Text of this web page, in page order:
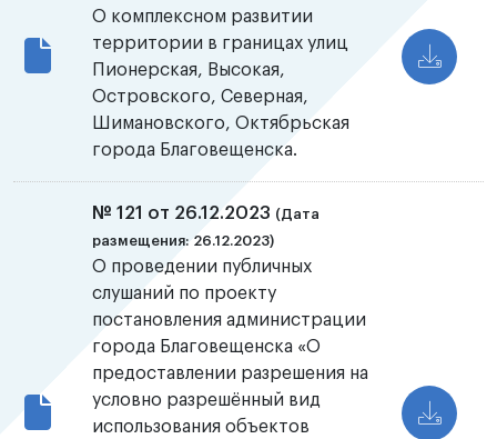
О комплексном развитии
территории в границах улиц
Пионерская, Высокая,
Островского, Северная,
Шимановского, Октябрьская
города Благовещенска.
№ 121 от 26.12.2023 (Дата
размещения: 26.12.2023)
О проведении публичных
слушаний по проекту
постановления администрации
города Благовещенска «О
предоставлении разрешения на
условно разрешённый вид
использования объектов